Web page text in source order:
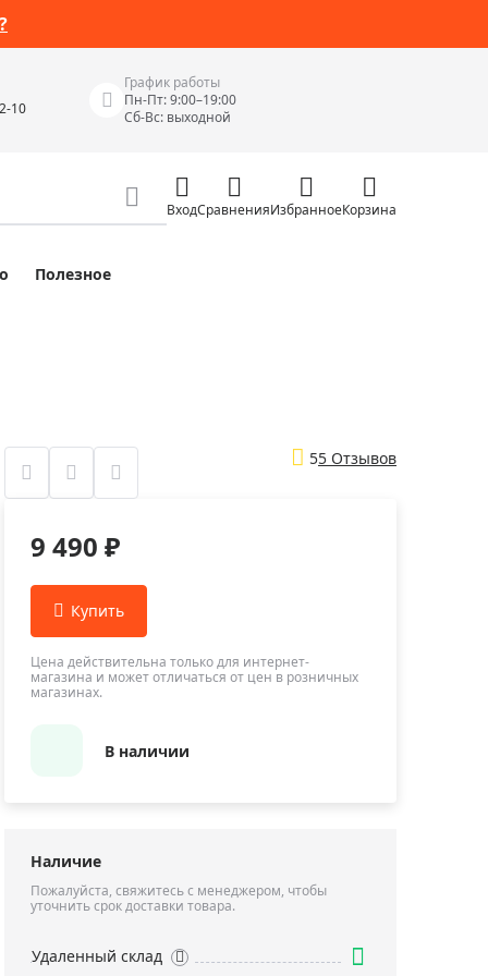
10
График работы
Пн-Пт: 9:00–19:00
Сб-Вс: выходной
Измерительные инструменты
Приборы неразрушающего контроля
Приборы теплового контроля
Детекторы проводки
Влагомеры (датчики влажности)
Измерители параметров окружающей
среды
Видеоэндоскопы
Металлоискатели
Теодолиты
Прочее
ВходСравненияИзбранноеКорзина
Полезное
55 Отзывов
9 490 ₽
Цена действительна только для интернет-
магазина и может отличаться от цен в розничных
магазинах.
В наличии
Наличие
Пожалуйста, свяжитесь с менеджером, чтобы
уточнить срок доставки товара.
Удаленный склад